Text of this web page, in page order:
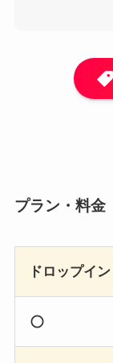
プラン・料金
ドロップイン